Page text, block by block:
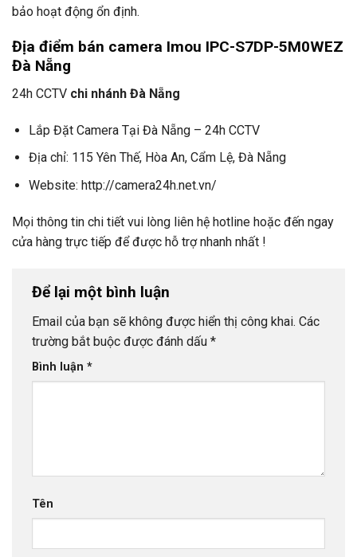
bảo hoạt động ổn định.
Địa điểm bán camera Imou IPC-S7DP-5M0WEZ
Đà Nẵng
24h CCTV chi nhánh Đà Nẵng
Lắp Đặt Camera Tại Đà Nẵng – 24h CCTV
Địa chỉ: 115 Yên Thế, Hòa An, Cẩm Lệ, Đà Nẵng
Website: http://camera24h.net.vn/
Mọi thông tin chi tiết vui lòng liên hệ hotline hoặc đến ngay
cửa hàng trực tiếp để được hỗ trợ nhanh nhất !
Để lại một bình luận
Email của bạn sẽ không được hiển thị công khai. Các
trường bắt buộc được đánh dấu *
Bình luận *
Tên